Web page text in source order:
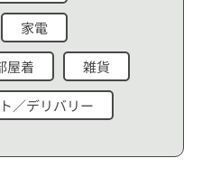
家電
屋着 雑貨
／デリバリー